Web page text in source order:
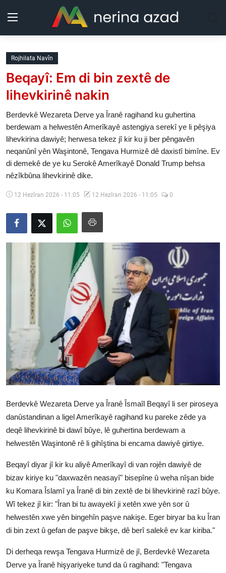
Kurdistan
Herêm
Rojev
Lêkolîn
Vidyo
Nivîskar
Türkçe Kurdi
Rojhilata Navîn
Beqayî: Em di bin zextê de
lihevkirinê nakin
Berdevkê Wezareta Derve ya Îranê ragihand ku guhertina
berdewam a helwestên Amerîkayê astengiya serekî ye li pêşiya
lihevkirina dawiyê; herwesa tekez jî kir ku ji ber pêngavên
neqanûnî yên Waşintonê, Tengava Hurmizê dê daxistî bimîne. Ev
di demekê de ye ku Serokê Amerîkayê Donald Trump behsa
nêzîkbûna lihevkirinê dike.
12 Hezîran 2026 - 11:05 12 Hezîran 2026 - 11:05 0
Berdevkê Wezareta Derve ya Îranê Îsmaîl Beqayî li ser piroseya
danûstandinan a ligel Amerîkayê ragihand ku pareke zêde ya
deqê lihevkirinê bi dawî bûye, lê guhertina berdewam a
helwestên Waşintonê rê li gihîştina bi encama dawiyê girtiye.
Beqayî diyar jî kir ku aliyê Amerîkayî di van rojên dawiyê de
bizav kiriye ku "daxwazên neasayî" bisepîne û weha nîşan bide
ku Komara Îslamî ya Îranê di bin zextê de bi lihevkirinê razî bûye.
Wî tekez jî kir: "Îran bi tu awayekî ji xetên xwe yên sor û
helwestên xwe yên bingehîn paşve nakişe. Eger biryar ba ku Îran
di bin zext û gefan de paşve bikşe, dê berî salekê ev kar kiriba."
Di derheqa rewşa Tengava Hurmizê de jî, Berdevkê Wezareta
Derve ya Îranê hişyariyeke tund da û ragihand: "Tengava